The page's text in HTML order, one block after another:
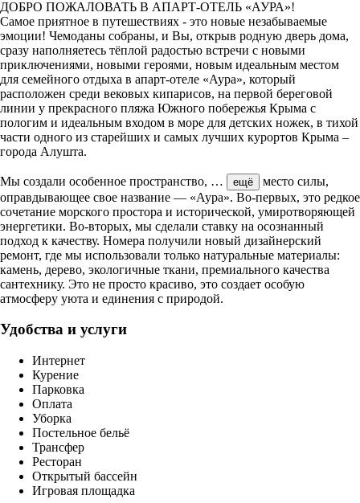
ДОБРО ПОЖАЛОВАТЬ В АПАРТ-ОТЕЛЬ «АУРА»!
Самое приятное в путешествиях - это новые незабываемые
эмоции! Чемоданы собраны, и Вы, открыв родную дверь дома,
сразу наполняетесь тёплой радостью встречи с новыми
приключениями, новыми героями, новым идеальным местом
для семейного отдыха в апарт-отеле «Аура», который
расположен среди вековых кипарисов, на первой береговой
линии у прекрасного пляжа Южного побережья Крыма с
пологим и идеальным входом в море для детских ножек, в тихой
части одного из старейших и самых лучших курортов Крыма –
города Алушта.
Мы создали особенное пространство, … ещё
место силы,
оправдывающее свое название — «Аура». Во-первых, это редкое
сочетание морского простора и исторической, умиротворяющей
энергетики. Во-вторых, мы сделали ставку на осознанный
подход к качеству. Номера получили новый дизайнерский
ремонт, где мы использовали только натуральные материалы:
камень, дерево, экологичные ткани, премиального качества
сантехнику. Это не просто красиво, это создает особую
атмосферу уюта и единения с природой.
Удобства и услуги
Интернет
Курение
Парковка
Оплата
Уборка
Постельное бельё
Трансфер
Ресторан
Открытый бассейн
Игровая площадка